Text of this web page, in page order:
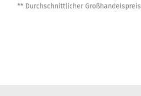
** Durchschnittlicher Großhandelspreis